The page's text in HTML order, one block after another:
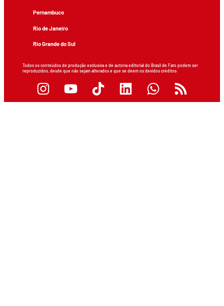
Pernambuco
Rio de Janeiro
Rio Grande do Sul
Todos os conteúdos de produção exclusiva e de autoria editorial do Brasil de Fato podem ser
reproduzidos, desde que não sejam alterados e que se deem os devidos créditos.